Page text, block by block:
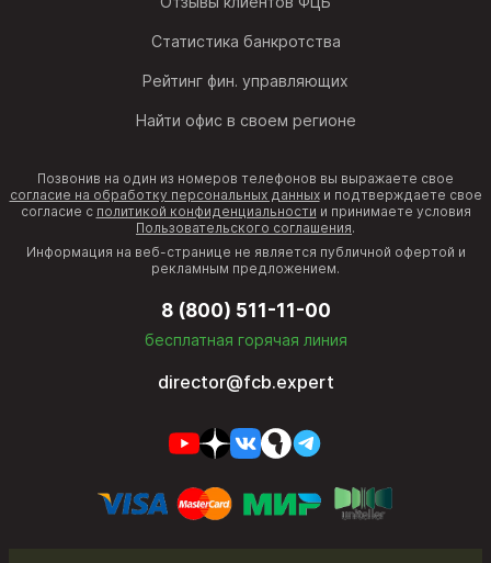
Статистика банкротства
Рейтинг фин. управляющих
Найти офис в своем регионе
Позвонив на один из номеров телефонов вы выражаете свое
согласие на обработку персональных данныхи подтверждаете свое
согласие с политикой конфиденциальности и принимаете условия
Пользовательского соглашения.
Информация на веб-странице не является публичной офертой и
рекламным предложением.
8 (800) 511-11-00
бесплатная горячая линия
director@fcb.expert